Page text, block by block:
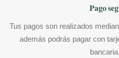
Pago
Tus pagos son realizados
además podrás pagar con